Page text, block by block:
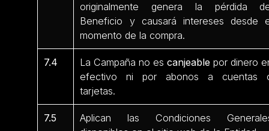
originalmente genera la pérdida
Beneficio y causará intereses desde
momento de la compra.
7.4 La Campaña no escanjeable por dinero
efectivo ni por abonos a cuentas
tarjetas.
7.5
Aplican las Condiciones